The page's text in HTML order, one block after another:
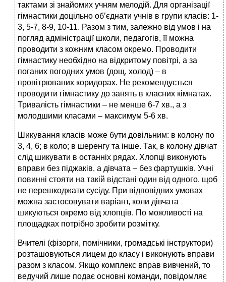
тактами зі знайомих учням мелодій. Для організації
гімнастики доцільно об’єднати учнів в групи класів: 1-
3, 5-7, 8-9, 10-11. Разом з тим, залежно від умов і на
погляд адміністрації школи, педагогів, її можна
проводити з кожним класом окремо. Проводити
гімнастику необхідно на відкритому повітрі, а за
поганих погодних умов (дощ, холод) – в
провітрюваних коридорах. Не рекомендується
проводити гімнастику до занять в класних кімнатах.
Тривалість гімнастики – не менше 6-7 хв., а з
молодшими класами – максимум 5-6 хв.
Шикування класів може бути довільним: в колону по
3, 4, 6; в коло; в шеренгу та інше. Так, в колону дівчат
слід шикувати в останніх рядах. Хлопці виконують
вправи без піджаків, а дівчата – без фартушків. Учні
повинні стояти на такій відстані один від одного, щоб
не перешкоджати сусіду. При відповідних умовах
можна застосовувати варіант, коли дівчата
шикуються окремо від хлопців. По можливості на
площадках потрібно зробити розмітку.
Вчителі (фізорги, помічники, громадські інструктори)
розташовуються лицем до класу і виконують вправи
разом з класом. Якщо комплекс вправ вивчений, то
ведучий лише подає основні команди, повідомляє